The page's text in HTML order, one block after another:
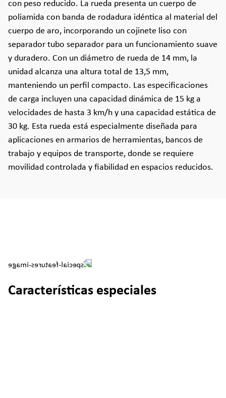
con peso reducido. La rueda presenta un cuerpo de
poliamida con banda de rodadura idéntica al material del
cuerpo de aro, incorporando un cojinete liso con
separador tubo separador para un funcionamiento suave
y duradero. Con un diámetro de rueda de 14 mm, la
unidad alcanza una altura total de 13,5 mm,
manteniendo un perfil compacto. Las especificaciones
de carga incluyen una capacidad dinámica de 15 kg a
velocidades de hasta 3 km/h y una capacidad estática de
30 kg. Esta rueda está especialmente diseñada para
aplicaciones en armarios de herramientas, bancos de
trabajo y equipos de transporte, donde se requiere
movilidad controlada y fiabilidad en espacios reducidos.
Características especiales